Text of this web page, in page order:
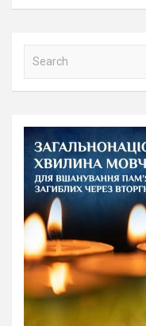
a